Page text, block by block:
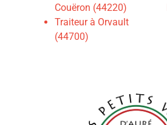
Couëron (44220)
Traiteur à Orvault
(44700)